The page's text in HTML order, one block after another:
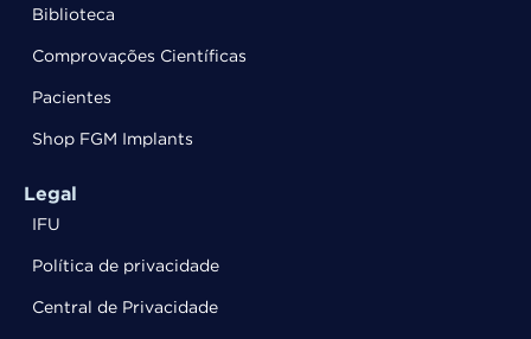
Biblioteca
Comprovações Científicas
Pacientes
Shop FGM Implants
Legal
IFU
Política de privacidade
Central de Privacidade